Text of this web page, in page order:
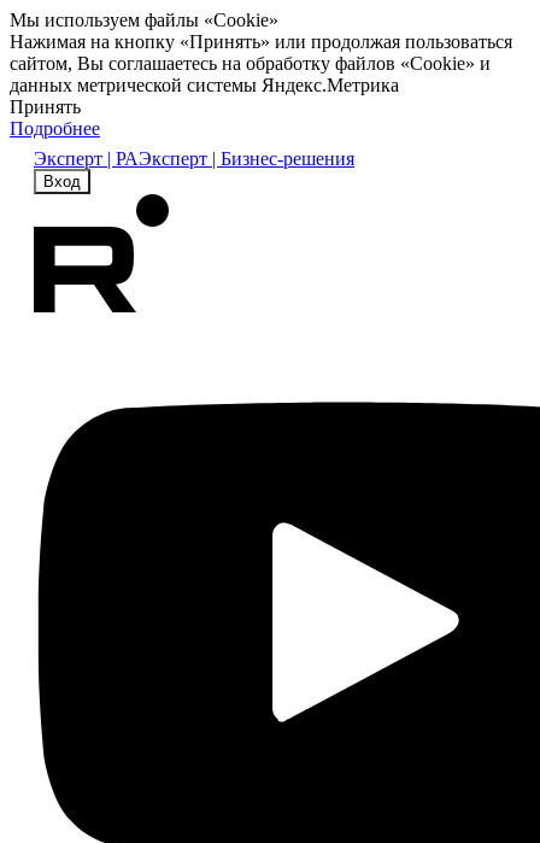
Мы используем файлы «Cookie»
Нажимая на кнопку «Принять» или продолжая пользоваться
сайтом, Вы соглашаетесь на обработку файлов «Cookie» и
данных метрической системы Яндекс.Метрика
Принять
Подробнее
Эксперт | РАЭксперт | Бизнес-решения
Вход